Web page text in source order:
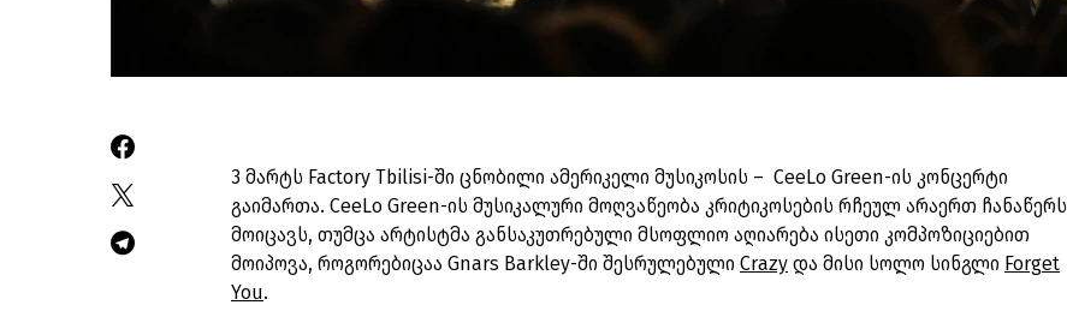
3 მარტს Factory Tbilisi-ში ცნობილი ამერიკელი მუსიკოსის – CeeLo Green-ის კონცერტი
გაიმართა. CeeLo Green-ის მუსიკალური მოღვაწეობა კრიტიკოსების რჩეულ არაერთ ჩანაწერს
მოიცავს, თუმცა არტისტმა განსაკუთრებული მსოფლიო აღიარება ისეთი კომპოზიციებით
მოიპოვა, როგორებიცაა Gnars Barkley-ში შესრულებული Crazy და მისი სოლო სინგლი Forget
You.